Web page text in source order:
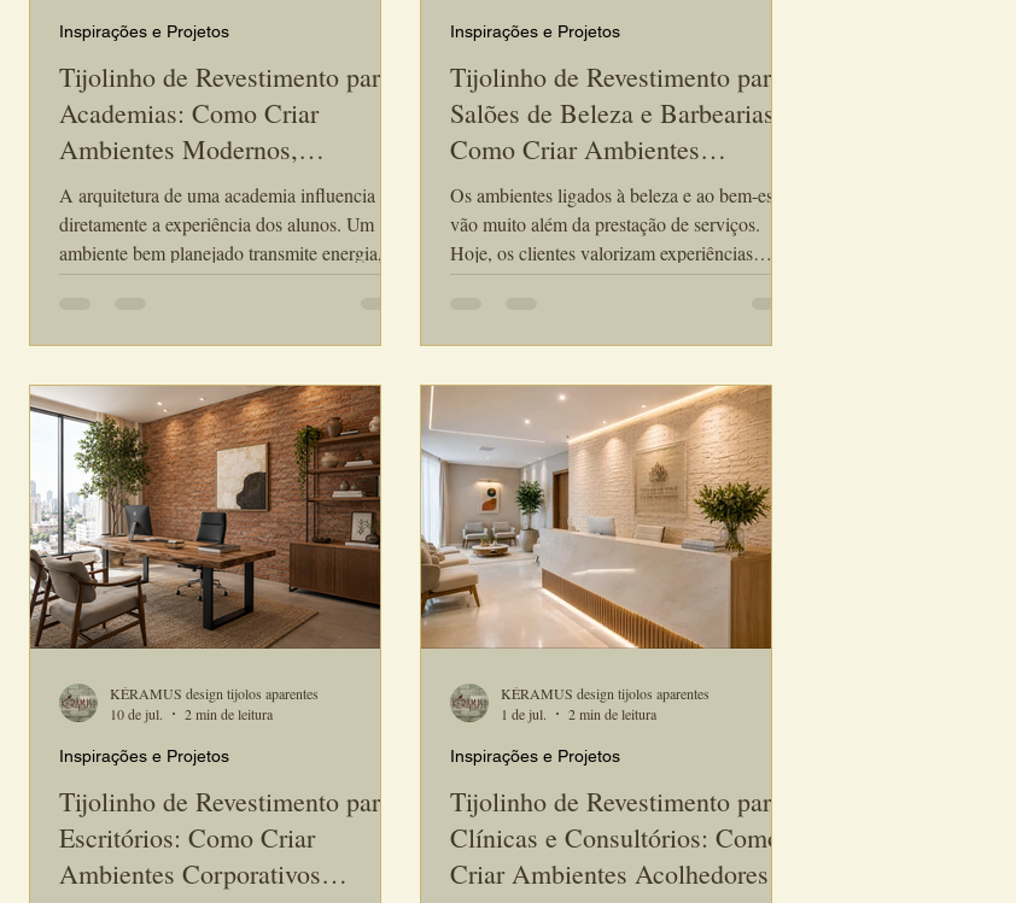
Tijolinho de Revestimento para
Academias: Como Criar
Ambientes Modernos,
Motivadores e Sofisticados
A arquitetura de uma academia influencia
diretamente a experiência dos alunos. Um
ambiente bem planejado transmite energia,
organização e profissionalismo, contribuindo
O tijolinho de revestimento para academias
arquitetos e designers para criar espaços
modernos, acolhedores e visualmente
marcantes. Além da estética diferenciada, o
revestimento artesanal combina perfeitamente
com estrutu
Inspirações e Projetos
Tijolinho de Revestimento para
Salões de Beleza e Barbearias:
Como Criar Ambientes
Sofisticados que Encantam
Clientes
Os ambientes ligados à beleza e ao bem-estar
vão muito além da prestação de serviços.
Hoje, os clientes valorizam experiências
completas, que começam no momento em
tijolinho de revestimento para salões de beleza
preferidas de arquitetos e designers de
interiores que buscam criar espaços elegantes,
acolhedores e memoráveis.
Inspirações e Projetos
Tijolinho de Revestimento para
Escritórios: Como Criar
Ambientes Corporativos
Inspirações e Projetos
KÉRAMUS design tijolos aparentes
10 de jul.
2 min de leitura
Tijolinho de Revestimento para
Clínicas e Consultórios: Como
Criar Ambientes Acolhedores e
Inspirações e Projetos
KÉRAMUS design tijolos aparentes
1 de jul.
2 min de leitura